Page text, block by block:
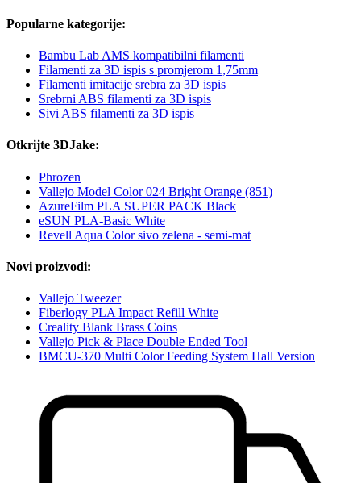
Popularne kategorije:
Bambu Lab AMS kompatibilni filamenti
Filamenti za 3D ispis s promjerom 1,75mm
Filamenti imitacije srebra za 3D ispis
Srebrni ABS filamenti za 3D ispis
Sivi ABS filamenti za 3D ispis
Otkrijte 3DJake:
Phrozen
Vallejo Model Color 024 Bright Orange (851)
AzureFilm PLA SUPER PACK Black
eSUN PLA-Basic White
Revell Aqua Color sivo zelena - semi-mat
Novi proizvodi:
Vallejo Tweezer
Fiberlogy PLA Impact Refill White
Creality Blank Brass Coins
Vallejo Pick & Place Double Ended Tool
BMCU-370 Multi Color Feeding System Hall Version